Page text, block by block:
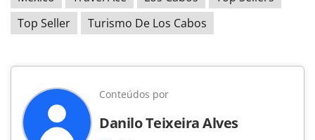
Top Seller
Turismo De Los Cabos
Conteúdos por
Danilo Teixeira Alves